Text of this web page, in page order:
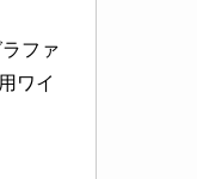
ファ
ワイ